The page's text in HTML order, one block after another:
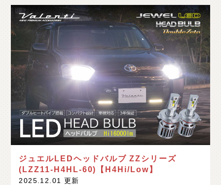
ジュエルLEDヘッドバルブ ZZシリーズ
(LZZ11-H4HL-60)【H4Hi/Low】
2025.12.01 更新